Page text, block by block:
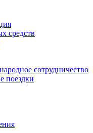
средств
сотрудничество
поездки